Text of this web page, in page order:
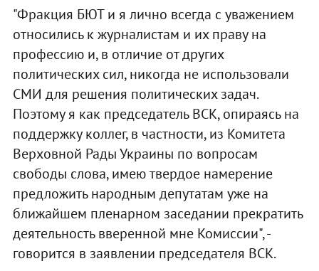
"Фракция БЮТ и я лично всегда с уважением
относились к журналистам и их праву на
профессию и, в отличие от других
политических сил, никогда не использовали
СМИ для решения политических задач.
Поэтому я как председатель ВСК, опираясь на
поддержку коллег, в частности, из Комитета
Верховной Рады Украины по вопросам
свободы слова, имею твердое намерение
предложить народным депутатам уже на
ближайшем пленарном заседании прекратить
деятельность вверенной мне Комиссии", -
говорится в заявлении председателя ВСК.